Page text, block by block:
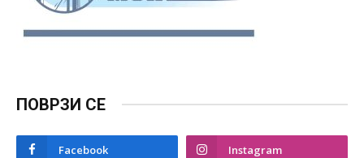
ПОВРЗИ СЕ
Facebook Instagram